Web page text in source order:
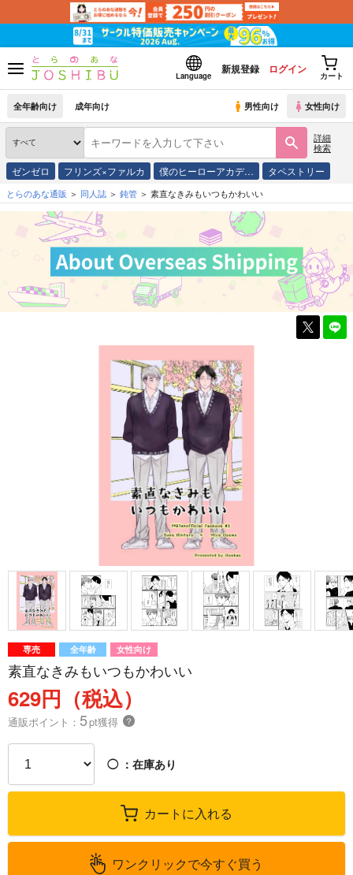
Language
新規登録 ログイン
カート
全年齢向け 成年向け 男性向け 女性向け
詳細
検索
ゼンゼロ フリンズ×ファルカ 僕のヒーローアカデ… タペストリー
とらのあな通販 同人誌 鈍管 素直なきみもいつもかわいい
専売 全年齢 女性向け
素直なきみもいつもかわいい
629円（税込）
通販ポイント： 5pt獲得 ？
◯ ：在庫あり
カートに入れる
ワンクリックで今すぐ買う